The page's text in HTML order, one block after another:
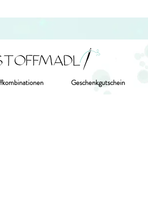
Geschenkgutschein